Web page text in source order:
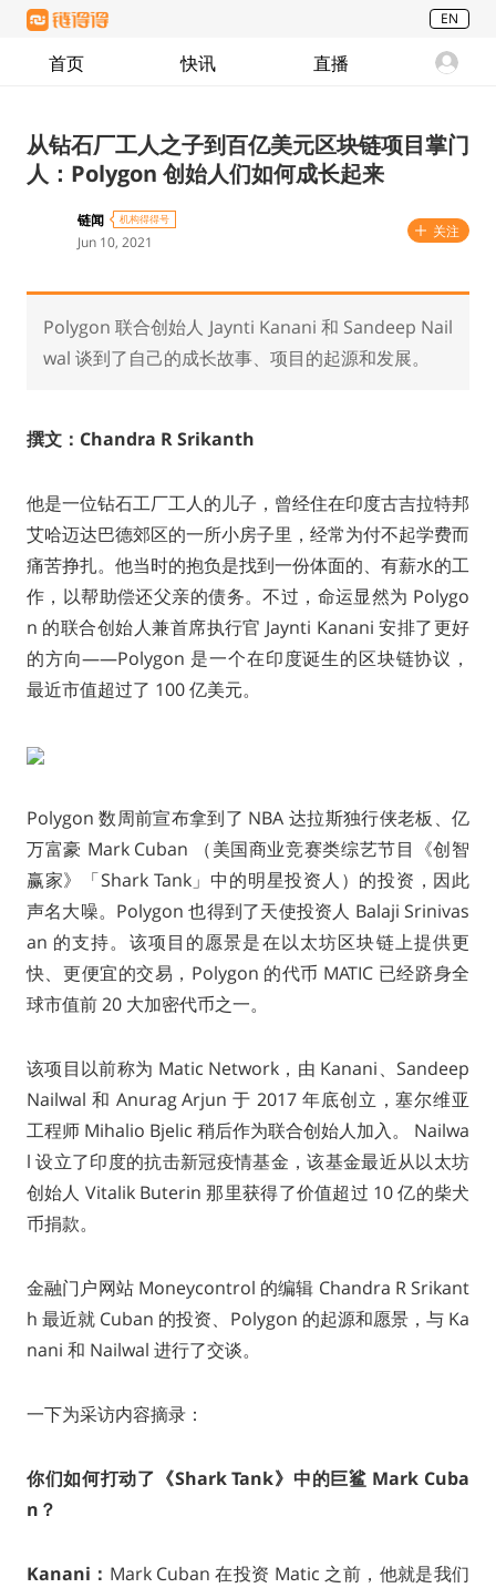
EN
首页 快讯 直播
从钻石厂工人之子到百亿美元区块链项目掌门
人：Polygon 创始人们如何成长起来
链闻 机构得得号
Jun 10, 2021
关注
Polygon 联合创始人 Jaynti Kanani 和 Sandeep Nail
wal 谈到了自己的成长故事、项目的起源和发展。
撰文：Chandra R Srikanth
他是一位钻石工厂工人的儿子，曾经住在印度古吉拉特邦
艾哈迈达巴德郊区的一所小房子里，经常为付不起学费而
痛苦挣扎。他当时的抱负是找到一份体面的、有薪水的工
作，以帮助偿还父亲的债务。不过，命运显然为 Polygo
n 的联合创始人兼首席执行官 Jaynti Kanani 安排了更好
的方向——Polygon 是一个在印度诞生的区块链协议，
最近市值超过了 100 亿美元。
Polygon 数周前宣布拿到了 NBA 达拉斯独行侠老板、亿
万富豪 Mark Cuban （美国商业竞赛类综艺节目《创智
赢家》「Shark Tank」中的明星投资人）的投资，因此
声名大噪。Polygon 也得到了天使投资人 Balaji Srinivas
an 的支持。该项目的愿景是在以太坊区块链上提供更
快、更便宜的交易，Polygon 的代币 MATIC 已经跻身全
球市值前 20 大加密代币之一。
该项目以前称为 Matic Network，由 Kanani、Sandeep
Nailwal 和 Anurag Arjun 于 2017 年底创立，塞尔维亚
工程师 Mihalio Bjelic 稍后作为联合创始人加入。 Nailwa
l 设立了印度的抗击新冠疫情基金，该基金最近从以太坊
创始人 Vitalik Buterin 那里获得了价值超过 10 亿的柴犬
币捐款。
金融门户网站 Moneycontrol 的编辑 Chandra R Srikant
h 最近就 Cuban 的投资、Polygon 的起源和愿景，与 Ka
nani 和 Nailwal 进行了交谈。
一下为采访内容摘录：
你们如何打动了《Shark Tank》中的巨鲨 Mark Cuba
n？
Kanani： Mark Cuban 在投资 Matic 之前，他就是我们